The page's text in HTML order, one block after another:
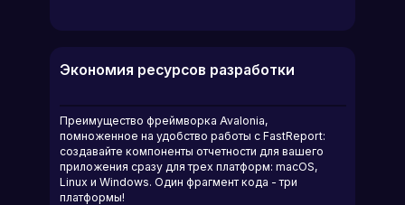
Экономия ресурсов разработки
Преимущество фреймворка Avalonia,
помноженное на удобство работы с FastReport:
создавайте компоненты отчетности для вашего
приложения сразу для трех платформ: macOS,
Linux и Windows. Один фрагмент кода - три
платформы!